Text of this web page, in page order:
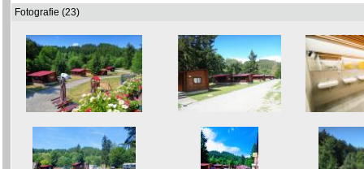
Fotografie (23)